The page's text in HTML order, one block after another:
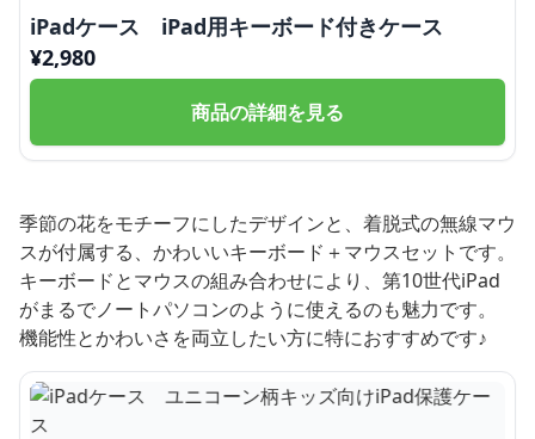
iPadケース iPad用キーボード付きケース
¥2,980
商品の詳細を見る
季節の花をモチーフにしたデザインと、着脱式の無線マウ
スが付属する、かわいいキーボード＋マウスセットです。
キーボードとマウスの組み合わせにより、第10世代iPad
がまるでノートパソコンのように使えるのも魅力です。
機能性とかわいさを両立したい方に特におすすめです♪